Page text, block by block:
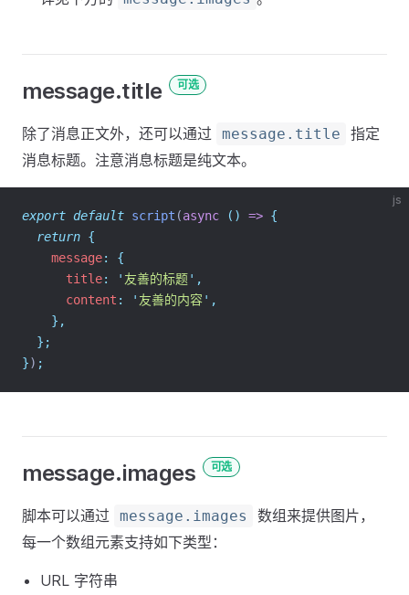
message.title 可选
除了消息正文外，还可以通过 message.title
指定
消息标题。注意消息标题是纯文本。
js
export default script (async () => {
return {
    message
:
{
      title
: ' 友善的标题' ,
      content
: ' 友善的内容' ,
},
};
}) ;
message.images 可选
脚本可以通过 message.images
数组来提供图片，
每一个数组元素支持如下类型：
URL 字符串